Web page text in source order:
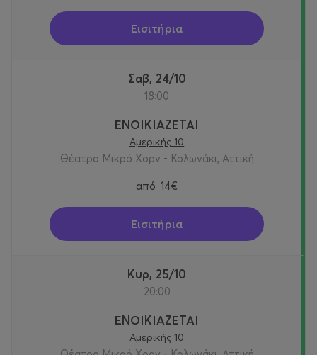
Εισιτήρια
Σαβ, 24/10
18:00
ΕΝΟΙΚΙΑΖΕΤΑΙ
Αμερικής 10
Θέατρο Μικρό Χορν - Κολωνάκι, Αττική
από 14€
Εισιτήρια
Κυρ, 25/10
20:00
ΕΝΟΙΚΙΑΖΕΤΑΙ
Αμερικής 10